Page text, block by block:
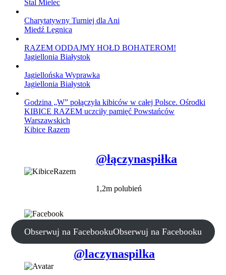
Stal Mielec
Charytatywny Turniej dla Ani
Miedź Legnica
RAZEM ODDAJMY HOŁD BOHATEROM!
Jagiellonia Białystok
Jagiellońska Wyprawka
Jagiellonia Białystok
Godzina „W” połączyła kibiców w całej Polsce. Ośrodki
KIBICE RAZEM uczciły pamięć Powstańców
Warszawskich
Kibice Razem
@łączynaspiłka
1,2m polubień
Obserwuj na FacebookuObserwuj na Facebooku
@laczynaspilka